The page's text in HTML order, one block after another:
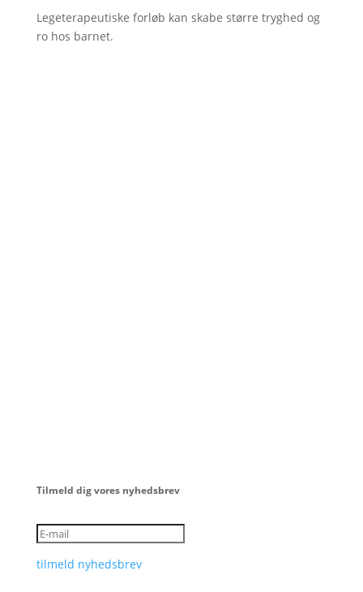
Legeterapeutiske forløb kan skabe større tryghed og
ro hos barnet.
Tilmeld dig vores nyhedsbrev
tilmeld nyhedsbrev